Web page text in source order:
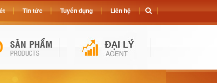
Tin tức Tuyển dụng Liên hệ